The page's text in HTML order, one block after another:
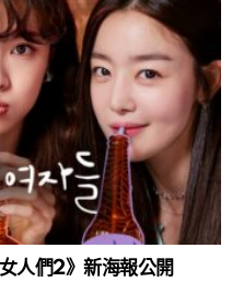
人們2》新海報公開